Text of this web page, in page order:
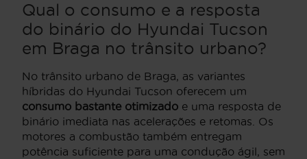
Qual o consumo e a resposta
do binário do Hyundai Tucson
em Braga no trânsito urbano?
No trânsito urbano de Braga, as variantes
híbridas do Hyundai Tucson oferecem um
consumo bastante otimizado e uma resposta de
binário imediata nas acelerações e retomas. Os
motores a combustão também entregam
potência suficiente para uma condução ágil, sem